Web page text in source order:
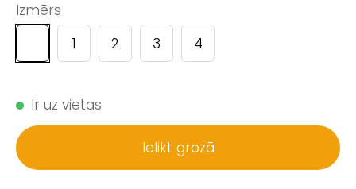
Izmērs
1
2 3 4
Ir uz vietas
Ielikt grozā